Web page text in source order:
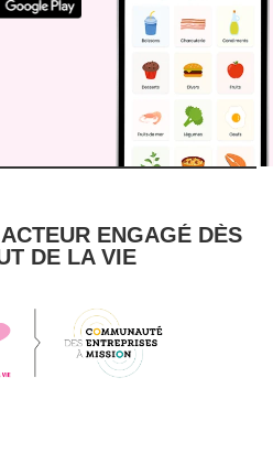
ENGAGÉ DÈS
DE LA VIE